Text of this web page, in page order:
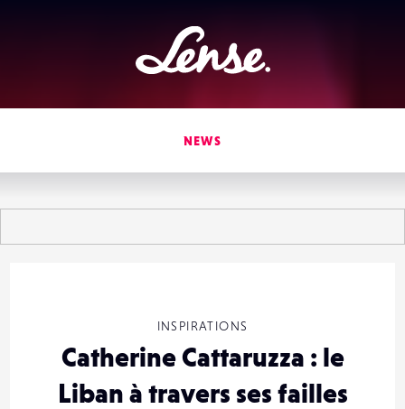
Lense
NEWS
INSPIRATIONS
Catherine Cattaruzza : le
Liban à travers ses failles